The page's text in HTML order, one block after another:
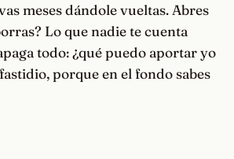
meses dándole vueltas. Abres
Lo que nadie te cuenta
todo: ¿qué puedo aportar yo
porque en el fondo sabes